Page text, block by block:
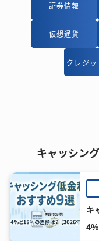
証券情報
証券情報
仮想通貨
仮想通貨
クレジ
クレジ
キャッシン
キ